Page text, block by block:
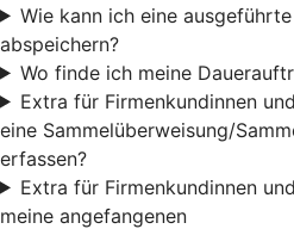
Wie kann ich eine
abspeichern?
Wo finde ich meine
Extra für Firmenkundinnen
eine Sammelüberweisung/
erfassen?
Extra für Firmenkundinnen
meine angefangenen